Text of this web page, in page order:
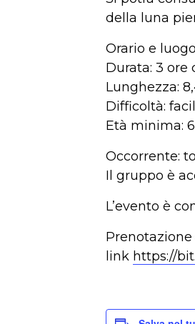
della luna
Orario e
Durata: 3 ore
Lunghezza:
Difficoltà:
Età minima:
Occorrente:
Il gruppo è
L’evento è
link https://